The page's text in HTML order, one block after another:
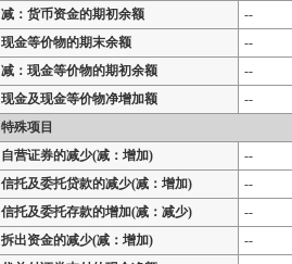
减：货币资金的期初余额
--
现金等价物的期末余额
--
减：现金等价物的期初余额
--
现金及现金等价物净增加额
--
特殊项目
自营证券的减少(减：增加)
--
信托及委托贷款的减少(减：增加)
--
信托及委托存款的增加(减：减少)
--
拆出资金的减少(减：增加)
--